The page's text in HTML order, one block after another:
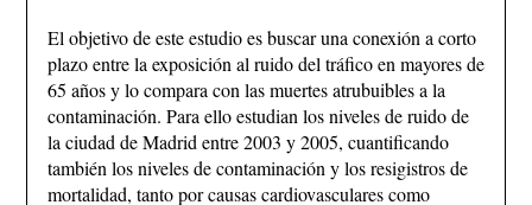
El objetivo de este estudio es buscar una conexión a corto
plazo entre la exposición al ruido del tráfico en mayores de
65 años y lo compara con las muertes atrubuibles a la
contaminación. Para ello estudian los niveles de ruido de
la ciudad de Madrid entre 2003 y 2005, cuantificando
también los niveles de contaminación y los resigistros de
mortalidad, tanto por causas cardiovasculares como